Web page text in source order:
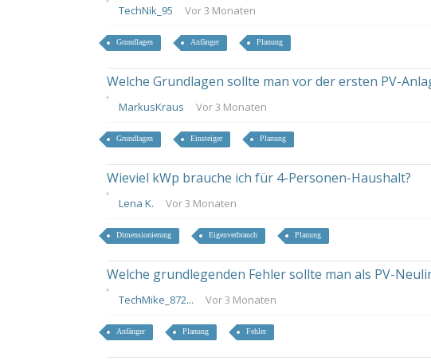
TechNik_95 Vor 3 Monaten
Grundlagen Anfänger Planung
Welche Grundlagen sollte man vor der ersten PV-
MarkusKraus Vor 3 Monaten
Grundlagen Einsteiger Planung
Wieviel kWp brauche ich für 4-Personen-Haushalt?
Lena K. Vor 3 Monaten
Dimensionierung Eigenverbrauch Planung
Welche grundlegenden Fehler sollte man als PV-
TechMike_872... Vor 3 Monaten
Anfänger Planung Fehler